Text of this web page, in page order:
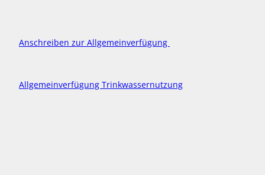
Anschreiben zur Allgemeinverfügung
Allgemeinverfügung Trinkwassernutzung